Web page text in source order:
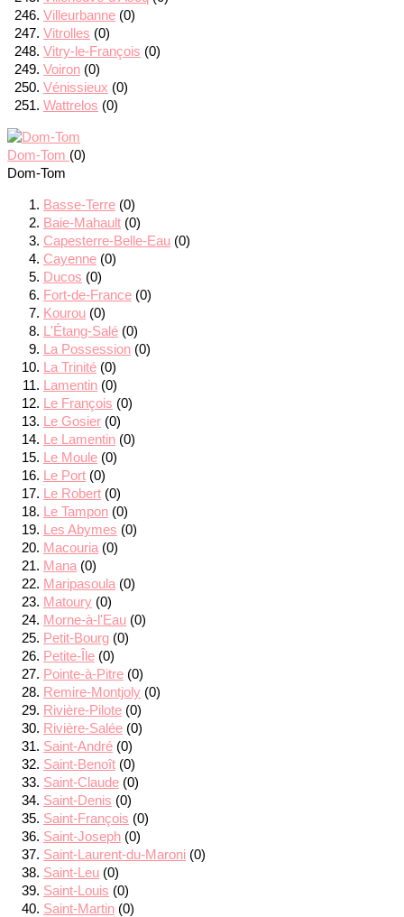
Villeurbanne (0)
Vitrolles (0)
Vitry-le-François (0)
Voiron (0)
Vénissieux (0)
Wattrelos (0)
Dom-Tom (0)
Dom-Tom
Basse-Terre (0)
Baie-Mahault (0)
Capesterre-Belle-Eau (0)
Cayenne (0)
Ducos (0)
Fort-de-France (0)
Kourou (0)
L'Étang-Salé (0)
La Possession (0)
La Trinité (0)
Lamentin (0)
Le François (0)
Le Gosier (0)
Le Lamentin (0)
Le Moule (0)
Le Port (0)
Le Robert (0)
Le Tampon (0)
Les Abymes (0)
Macouria (0)
Mana (0)
Maripasoula (0)
Matoury (0)
Morne-à-l'Eau (0)
Petit-Bourg (0)
Petite-Île (0)
Pointe-à-Pitre (0)
Remire-Montjoly (0)
Rivière-Pilote (0)
Rivière-Salée (0)
Saint-André (0)
Saint-Benoît (0)
Saint-Claude (0)
Saint-Denis (0)
Saint-François (0)
Saint-Joseph (0)
Saint-Laurent-du-Maroni (0)
Saint-Leu (0)
Saint-Louis (0)
Saint-Martin (0)